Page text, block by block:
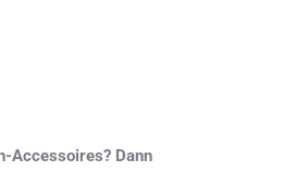
Accessoires? Dann